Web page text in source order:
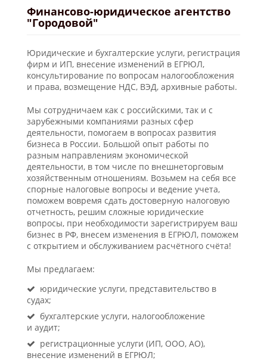
Финансово-юридическое агентство
"Городовой"
Юридические и бухгалтерские услуги, регистрация
фирм и ИП, внесение изменений в ЕГРЮЛ,
консультирование по вопросам налогообложения
и права, возмещение НДС, ВЭД, архивные работы.
Мы сотрудничаем как с российскими, так и с
зарубежными компаниями разных сфер
деятельности, помогаем в вопросах развития
бизнеса в России. Большой опыт работы по
разным направлениям экономической
деятельности, в том числе по внешнеторговым
хозяйственным отношениям. Возьмем на себя все
спорные налоговые вопросы и ведение учета,
поможем вовремя сдать достоверную налоговую
отчетность, решим сложные юридические
вопросы, при необходимости зарегистрируем ваш
бизнес в РФ, внесем изменения в ЕГРЮЛ, поможем
с открытием и обслуживанием расчётного счёта!
Мы предлагаем:
юридические услуги, представительство в
судах;
бухгалтерские услуги, налогообложение
и аудит;
регистрационные услуги (ИП, ООО, АО),
внесение изменений в ЕГРЮЛ;